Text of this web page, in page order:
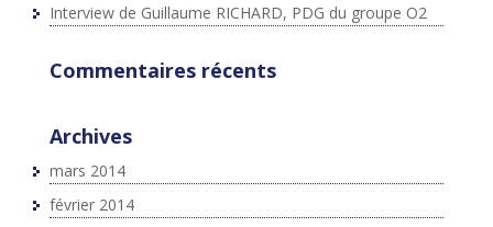
Interview de Guillaume RICHARD, PDG du groupe O2
Commentaires récents
Archives
mars 2014
février 2014